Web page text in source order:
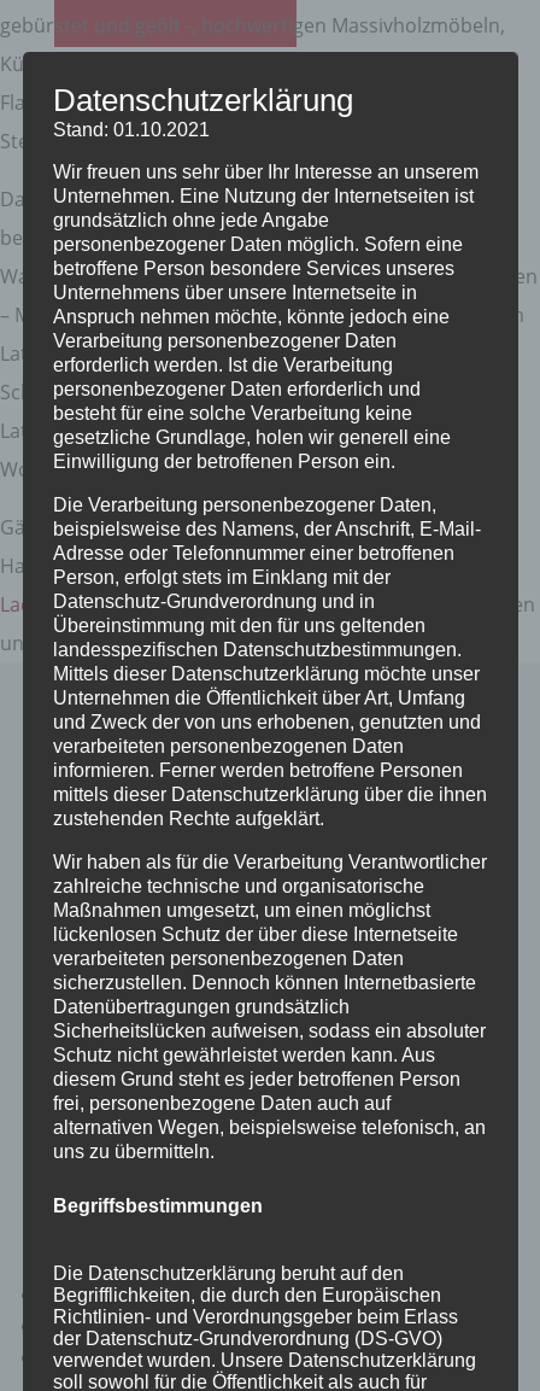
gebürstet und geölt -, hochwertigen Massivholzmöbeln,
Küchenzeile mit deutschen Markengeräten, TV mit
Flachbildschirm, Bluetooth-Soundbar, WLAN, USB-
Steckdosen, durchdachtem Beleuchtungskonzept.
Das helle 5,90qm große Bad mit extra großer, ebenerdig
begehbarer Dusche und sofort verfügbarem warmen
Wasser lässt keine Wünsche offen. Die Schlafgelegenheiten
– Massivholz-Doppelbett 1,80m x 2,00m mit verstellbarem
Lattenrost und offenem Fußteil im Schlafzimmer;
Schlafcouch mit integriertem Bett, bestehend aus
Lattenrost und durchgehender Kaltschaum-Matratze, im
Wohnzimmer – sind von exzellenter Qualität.
Gäste Parkplätze mitE-Auto Ladesäuledirekt vor dem
Haus, abschließbare Fahrradgarage mitE-Bike
Ladestationenund ein beheizterSki-Trocken-Raum
runden
unser Angebot ab.
Kurzbeschreibung Fewo 3
2-Zimmer-Ferienwohnung für 1 – 4 Personen im 1.
Obergeschoss mit 55qm, Wohn-/Essbereich mit großem
Südwestbalkon, geräumiges Bad mit modernster
Installationstechnik, Bester Schlaf durch hochwertige
Betten, Schallschutz und Verdunkelungsgardinen.
Verfügbarkeit prüfen
Direkt online buchen
Kontakt aufnehmen
Besuchen Sie uns auch auf…
Folgen
Folgen
Folgen
Datenschutzerklärung
Stand: 01.10.2021
Wir freuen uns sehr über Ihr Interesse an unserem
Unternehmen. Eine Nutzung der Internetseiten ist
grundsätzlich ohne jede Angabe
personenbezogener Daten möglich. Sofern eine
betroffene Person besondere Services unseres
Unternehmens über unsere Internetseite in
Anspruch nehmen möchte, könnte jedoch eine
Verarbeitung personenbezogener Daten
erforderlich werden. Ist die Verarbeitung
personenbezogener Daten erforderlich und
besteht für eine solche Verarbeitung keine
gesetzliche Grundlage, holen wir generell eine
Einwilligung der betroffenen Person ein.
Die Verarbeitung personenbezogener Daten,
beispielsweise des Namens, der Anschrift, E-Mail-
Adresse oder Telefonnummer einer betroffenen
Person, erfolgt stets im Einklang mit der
Datenschutz-Grundverordnung und in
Übereinstimmung mit den für uns geltenden
landesspezifischen Datenschutzbestimmungen.
Mittels dieser Datenschutzerklärung möchte unser
Unternehmen die Öffentlichkeit über Art, Umfang
und Zweck der von uns erhobenen, genutzten und
verarbeiteten personenbezogenen Daten
informieren. Ferner werden betroffene Personen
mittels dieser Datenschutzerklärung über die ihnen
zustehenden Rechte aufgeklärt.
Wir haben als für die Verarbeitung Verantwortlicher
zahlreiche technische und organisatorische
Maßnahmen umgesetzt, um einen möglichst
lückenlosen Schutz der über diese Internetseite
verarbeiteten personenbezogenen Daten
sicherzustellen. Dennoch können Internetbasierte
Datenübertragungen grundsätzlich
Sicherheitslücken aufweisen, sodass ein absoluter
Schutz nicht gewährleistet werden kann. Aus
diesem Grund steht es jeder betroffenen Person
frei, personenbezogene Daten auch auf
alternativen Wegen, beispielsweise telefonisch, an
uns zu übermitteln.
Begriffsbestimmungen
Die Datenschutzerklärung beruht auf den
Begrifflichkeiten, die durch den Europäischen
Richtlinien- und Verordnungsgeber beim Erlass
der Datenschutz-Grundverordnung (DS-GVO)
verwendet wurden. Unsere Datenschutzerklärung
soll sowohl für die Öffentlichkeit als auch für